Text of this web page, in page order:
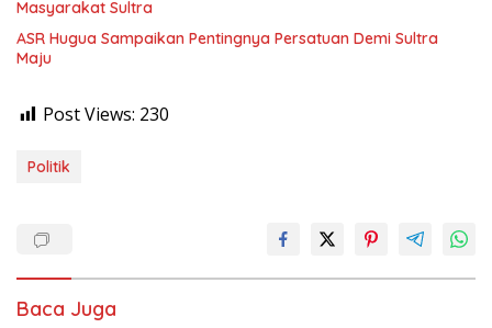
Masyarakat Sultra
ASR Hugua Sampaikan Pentingnya Persatuan Demi Sultra
Maju
Post Views: 230
Politik
Baca Juga